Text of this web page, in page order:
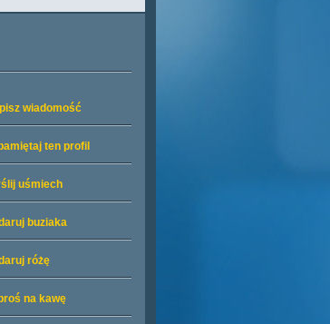
wiadomość
ten profil
uśmiech
buziaka
różę
na kawę